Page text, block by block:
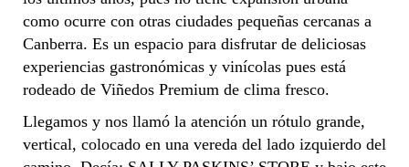
como ocurre con otras ciudades pequeñas cercanas a
Canberra. Es un espacio para disfrutar de deliciosas
experiencias gastronómicas y vinícolas pues está
rodeado de Viñedos Premium de clima fresco.
Llegamos y nos llamó la atención un rótulo grande,
vertical, colocado en una vereda del lado izquierdo del